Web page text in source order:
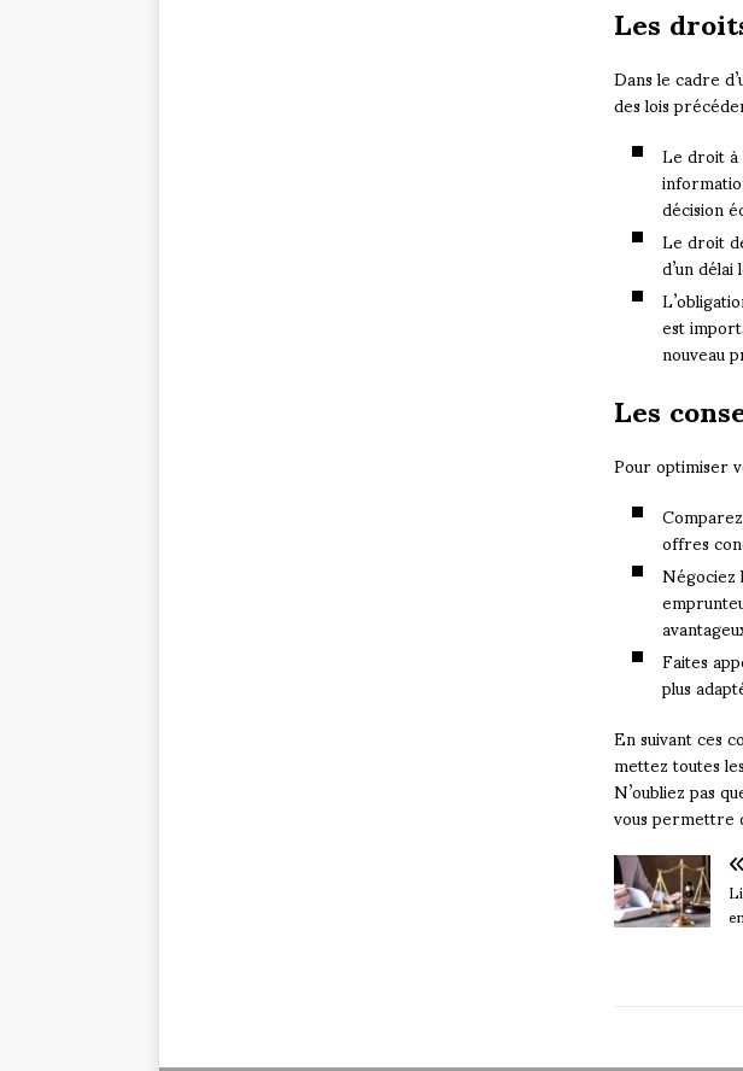
Les
Dans le cadre
des lois
Le droit
décision
Le droit
d’un
est
nouveau
Les
Pour optimiser
offres
Faites
plus
En suivant ces
mettez toutes
N’oubliez pas
vous permettre